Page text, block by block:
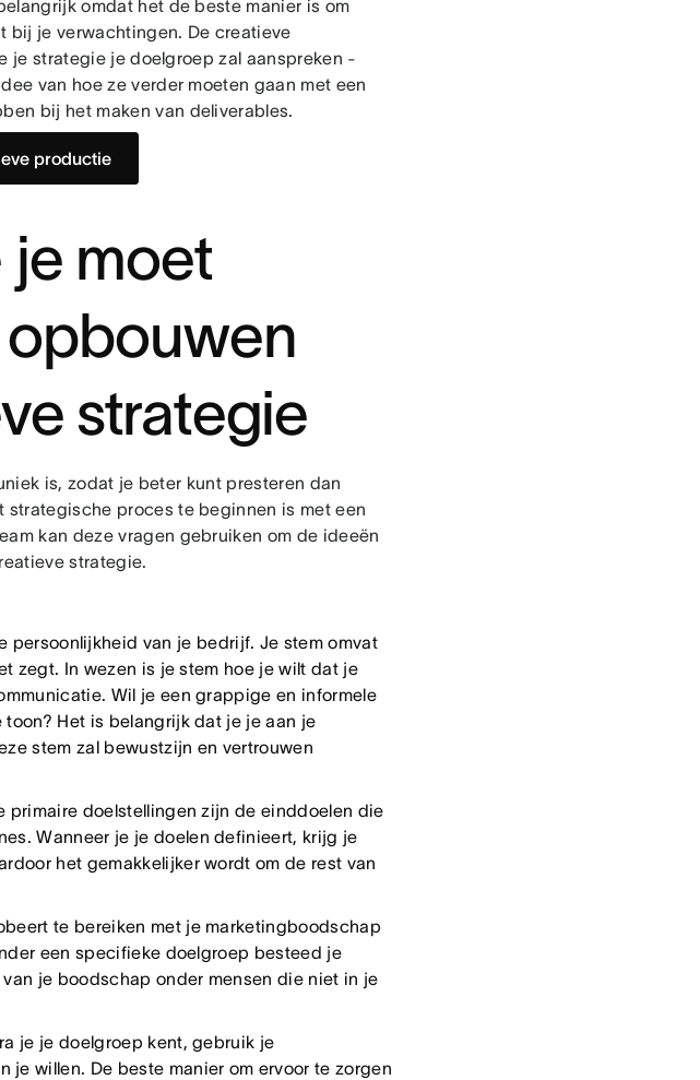
omdat het de beste manier is om
bij je verwachtingen. De creatieve
je strategie je doelgroep zal aanspreken -
van hoe ze verder moeten gaan met een
bij het maken van deliverables.
productie
je moet
strategie
is, zodat je beter kunt presteren dan
strategische proces te beginnen is met een
kan deze vragen gebruiken om de ideeën
strategie.
persoonlijkheid van je bedrijf. Je stem omvat
zegt. In wezen is je stem hoe je wilt dat je
Wil je een grappige en informele
Het is belangrijk dat je je aan je
stem zal bewustzijn en vertrouwen
primaire doelstellingen zijn de einddoelen die
Wanneer je je doelen definieert, krijg je
het gemakkelijker wordt om de rest van
te bereiken met je marketingboodschap
een specifieke doelgroep besteed je
je boodschap onder mensen die niet in je
je je doelgroep kent, gebruik je
je willen. De beste manier om ervoor te zorgen